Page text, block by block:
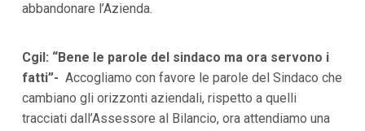
abbandonare l’Azienda.
Cgil: “Bene le parole del sindaco ma ora servono i
fatti”- Accogliamo con favore le parole del Sindaco che
cambiano gli orizzonti aziendali, rispetto a quelli
tracciati dall’Assessore al Bilancio, ora attendiamo una